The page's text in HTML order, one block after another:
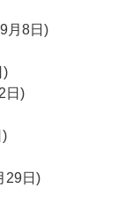
月8日)
)
日)
29日)